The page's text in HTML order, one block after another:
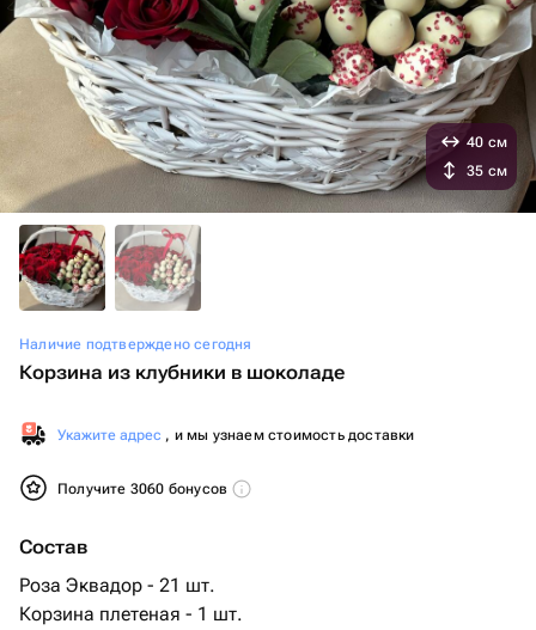
Наличие подтверждено сегодня
Корзина из клубники в шоколаде
Укажите адрес , и мы узнаем стоимость доставки
Получите 3060 бонусов
Состав
Роза Эквадор - 21 шт.
Корзина плетеная - 1 шт.
40 см
35 см